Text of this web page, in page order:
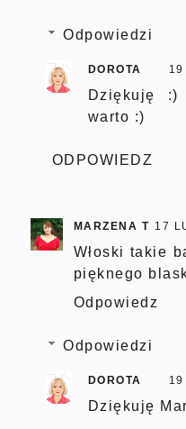
Odpowiedzi
DOROTA
Dziękuję
warto :)
ODPOWIEDZ
MARZENA T 17
Włoski takie
pięknego
Odpowiedz
Odpowiedzi
DOROTA
Dziękuję